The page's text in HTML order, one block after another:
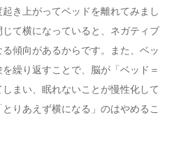
き上がってベッドを離れてみまし
て横になっていると、ネガティブ
傾向があるからです。また、ベッ
繰り返すことで、脳が「ベッド＝
まい、眠れないことが慢性化して
りあえず横になる」のはやめるこ